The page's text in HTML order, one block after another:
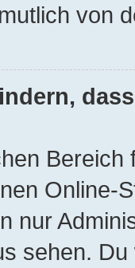
von
Online-
nur
sehen.